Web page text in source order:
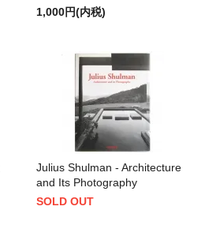
1,000円(内税)
Julius Shulman - Architecture
and Its Photography
SOLD OUT